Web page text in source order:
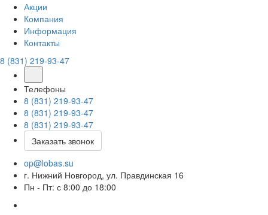
Акции
Компания
Информация
Контакты
8 (831) 219-93-47
Телефоны
8 (831) 219-93-47
8 (831) 219-93-47
8 (831) 219-93-47
Заказать звонок
op@lobas.su
г. Нижний Новгород, ул. Правдинская 16
Пн - Пт: с 8:00 до 18:00